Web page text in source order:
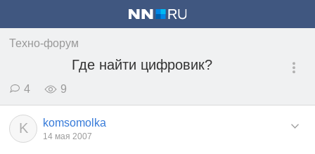
Техно-форум
Где найти цифровик?
4 9
K komsomolka
14 мая 2007